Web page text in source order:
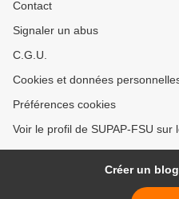
Contact
Signaler un abus
C.G.U.
Cookies et données
Préférences cookies
Voir le profil de SUPAP-FSU sur
Créer un